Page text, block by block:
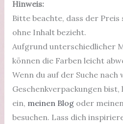
Hinweis:
Bitte beachte, dass der Preis
ohne Inhalt bezieht.
Aufgrund unterschiedlicher
können die Farben leicht
Wenn du auf der Suche
Geschenkverpackungen
ein, meinen Blogoder
besuchen. Lass dich